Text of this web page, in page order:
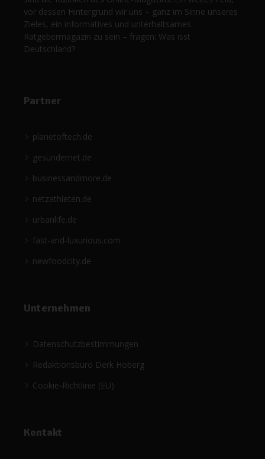
vor dessen Hintergrund wir uns – ganz im Sinne unseres
Zieles, ein informatives und unterhaltsames
Ratgebermagazin zu sein – fragen: Was isst
Deutschland?
Partner
planetoftech.de
gesündernet.de
businessandmore.de
netzathleten.de
urbanlife.de
fast-and-luxurious.com
newfoodcity.de
Unternehmen
Datenschutzbestimmungen
Redaktionsbüro Derk Hoberg
Cookie-Richtlinie (EU)
Kontakt